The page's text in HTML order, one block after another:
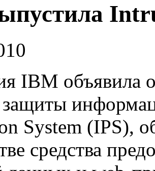
IBM объявила
защиты
System (IPS),
средства